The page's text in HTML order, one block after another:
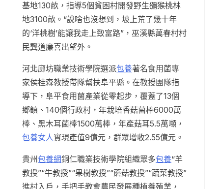
基地130畝，指導5個貧困村開發野生獼猴桃林
地3100畝。“說啥也沒想到，坡上荒了幾十年
的‘洋桃樹’能讓我走上致富路”，巫溪縣萬春村村
民龔道廉喜出望外。
河北廊坊職業技術學院選派包養著名食用菌專
家侯桂森教授帶隊幫扶阜平縣。在教授團隊指
導下，阜平食用菌產業從零起步，覆蓋了13個
鄉鎮、140個行政村，年栽培香菇菌棒6000萬
棒、黑木耳菌棒1500萬棒，年產菇耳5.5萬噸，
包養女人實現產值9億元，群眾增收2.55億元。
貴州包養網銅仁職業技術學院組織眾多包養“羊
教授”“牛教授”“果樹教授”“蘑菇教授”“蔬菜教授”
進村入戶，手把手教會農民發展種植養殖業，